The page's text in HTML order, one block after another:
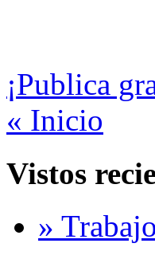
¡Publica
« Inicio
Vistos
»